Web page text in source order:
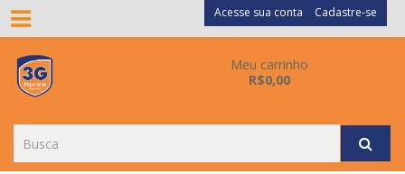
Acesse sua conta Cadastre-se
Meu carrinho
R$0,00